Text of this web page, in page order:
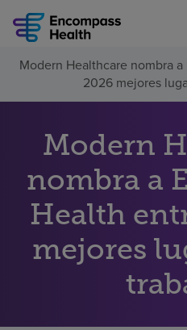
Encuentre una
Por qué debe elegirnos
Servicios de rehabilitación
Pacientes y cuidadores
Modern Healthcare nombra
2026 mejores
Modern
nombra a
Health
mejores